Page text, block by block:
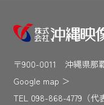
〒900-0011 沖縄県那
Google map ＞
TEL 098-868-4779（代